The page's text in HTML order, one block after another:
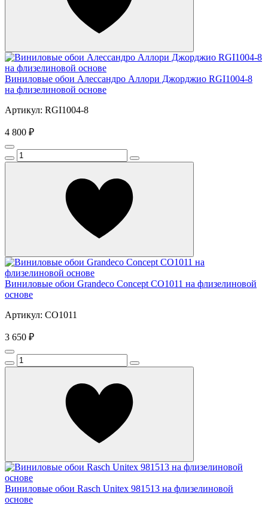
Виниловые обои Алессандро Аллори Джорджио RGI1004-8
на флизелиновой основе
Артикул: RGI1004-8
4 800 ₽
Виниловые обои Grandeco Concept CO1011 на флизелиновой
основе
Артикул: CO1011
3 650 ₽
Виниловые обои Rasch Unitex 981513 на флизелиновой
основе